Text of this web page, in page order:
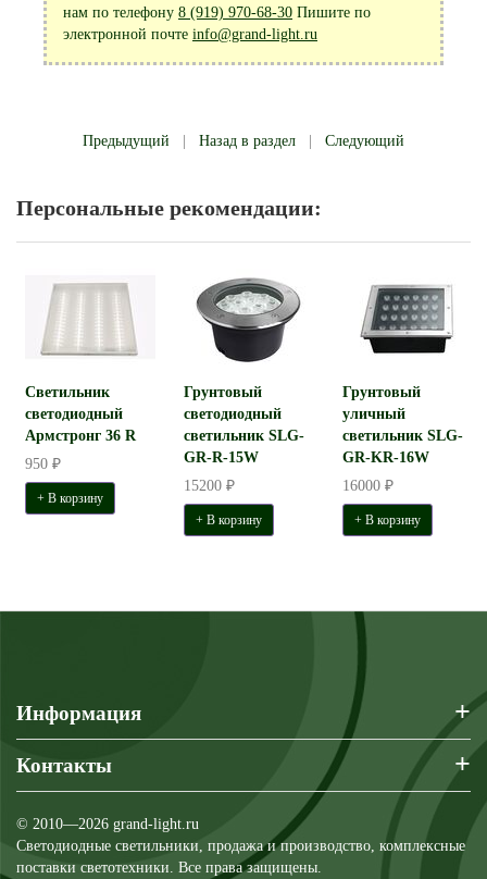
нам по телефону 8 (919) 970-68-30 Пишите по
электронной почте info@grand-light.ru
Предыдущий Назад в раздел Следующий
Персональные рекомендации:
Светильник
светодиодный
Армстронг 36 R
950 ₽
+ В корзину
Грунтовый
светодиодный
светильник SLG-
GR-R-15W
15200 ₽
+ В корзину
Грунтовый
уличный
светильник SLG-
GR-KR-16W
16000 ₽
+ В корзину
Информация +
Контакты +
© 2010—2026 grand-light.ru
Светодиодные светильники, продажа и производство, комплексные
поставки светотехники. Все права защищены.